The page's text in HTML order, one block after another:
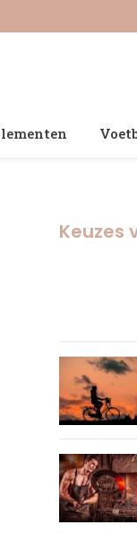
Keuzes